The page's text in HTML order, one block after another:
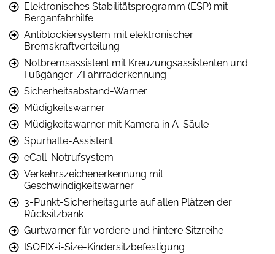
Elektronisches Stabilitätsprogramm (ESP) mit
Berganfahrhilfe
Antiblockiersystem mit elektronischer
Bremskraftverteilung
Notbremsassistent mit Kreuzungsassistenten und
Fußgänger-/Fahrraderkennung
Sicherheitsabstand-Warner
Müdigkeitswarner
Müdigkeitswarner mit Kamera in A-Säule
Spurhalte-Assistent
eCall-Notrufsystem
Verkehrszeichenerkennung mit
Geschwindigkeitswarner
3-Punkt-Sicherheitsgurte auf allen Plätzen der
Rücksitzbank
Gurtwarner für vordere und hintere Sitzreihe
ISOFIX-i-Size-Kindersitzbefestigung